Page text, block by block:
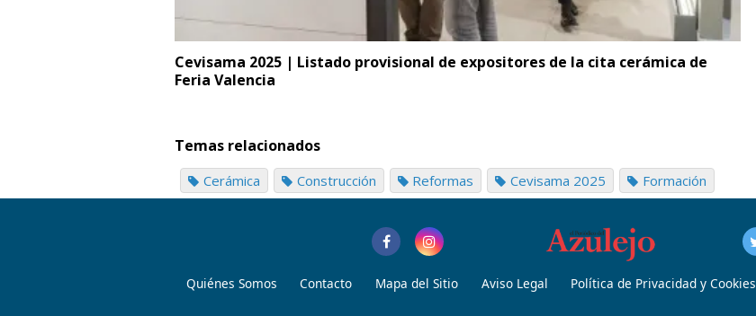
Cevisama 2025 | Listado provisional de expositores de la cita cerámica de
Feria Valencia
Temas relacionados
Cerámica Construcción Reformas Cevisama 2025 Formación
Quiénes Somos Contacto Mapa del Sitio Aviso Legal Política de Privacidad y Cookies